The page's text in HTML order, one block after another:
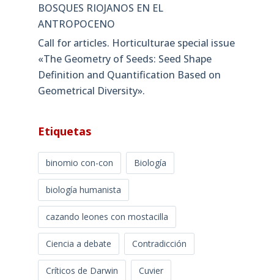
BOSQUES RIOJANOS EN EL
ANTROPOCENO
Call for articles. Horticulturae special issue
«The Geometry of Seeds: Seed Shape
Definition and Quantification Based on
Geometrical Diversity»​.
Etiquetas
binomio con-con Biología
biología humanista
cazando leones con mostacilla
Ciencia a debate Contradicción
Críticos de Darwin Cuvier